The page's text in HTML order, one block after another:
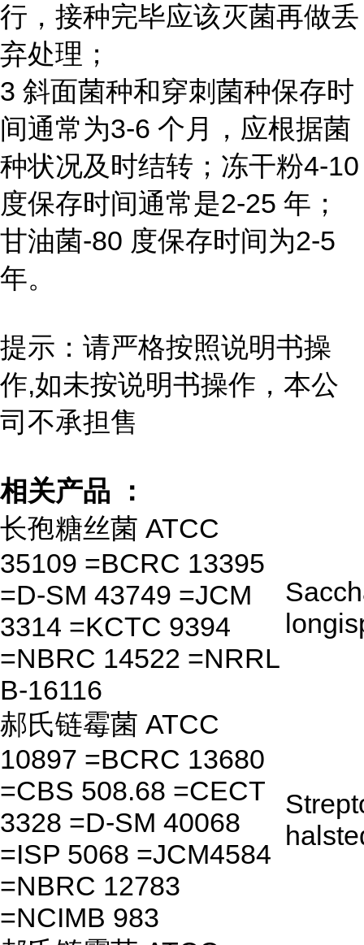
行，接种完毕应该灭菌再做丢
弃处理；
3 斜面菌种和穿刺菌种保存时
间通常为3-6 个月，应根据菌
种状况及时结转；冻干粉4-10
度保存时间通常是2-25 年；
甘油菌-80 度保存时间为2-5
年。
提示：请严格按照说明书操
作,如未按说明书操作，本公
司不承担售
相关产品 ：
长孢糖丝菌 ATCC
35109 =BCRC 13395
=D-SM 43749 =JCM
3314 =KCTC 9394
=NBRC 14522 =NRRL
B-16116
郝氏链霉菌 ATCC
10897 =BCRC 13680
=CBS 508.68 =CECT
3328 =D-SM 40068
=ISP 5068 =JCM4584
=NBRC 12783
=NCIMB 983